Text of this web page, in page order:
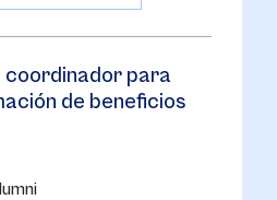
coordinador para
de beneficios